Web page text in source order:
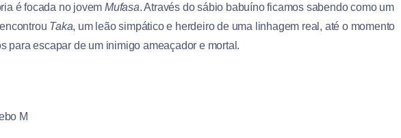
é focada no jovem Mufasa. Através do sábio babuíno ficamos sabendo como um
Taka, um leão simpático e herdeiro de uma linhagem real, até o momento
para escapar de um inimigo ameaçador e mortal.
M